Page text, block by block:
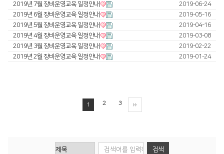
FO Series
HD Gantry Series
Tube∨
사회공헌활동
2019년 7월 장비운영교육 일정안내
2019-06-24
2019년 6월 장비운영교육 일정안내
2019-05-16
2019년 5월 장비운영교육 일정안내
2019-04-16
2019년 4월 장비운영교육 일정안내
2019-03-08
2019년 3월 장비운영교육 일정안내
2019-02-22
2019년 2월 장비운영교육 일정안내
2019-01-24
1 2 3